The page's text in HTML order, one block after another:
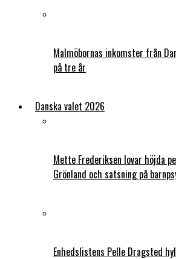
Malmöbornas inkomster från
på tre år
Danska valet 2026
Mette Frederiksen lovar höjda
Grönland och satsning på
Enhedslistens Pelle Dragsted